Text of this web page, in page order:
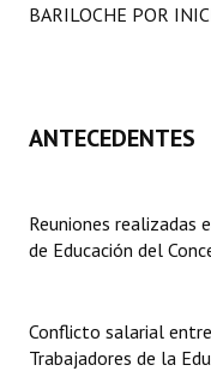
Carta Orgánica 2007
Digesto
DOCUMENTOS
BARILOCHE POR
ANTECEDENTES
Reuniones realizadas
de Educación del
Conflicto salarial
Trabajadores de la